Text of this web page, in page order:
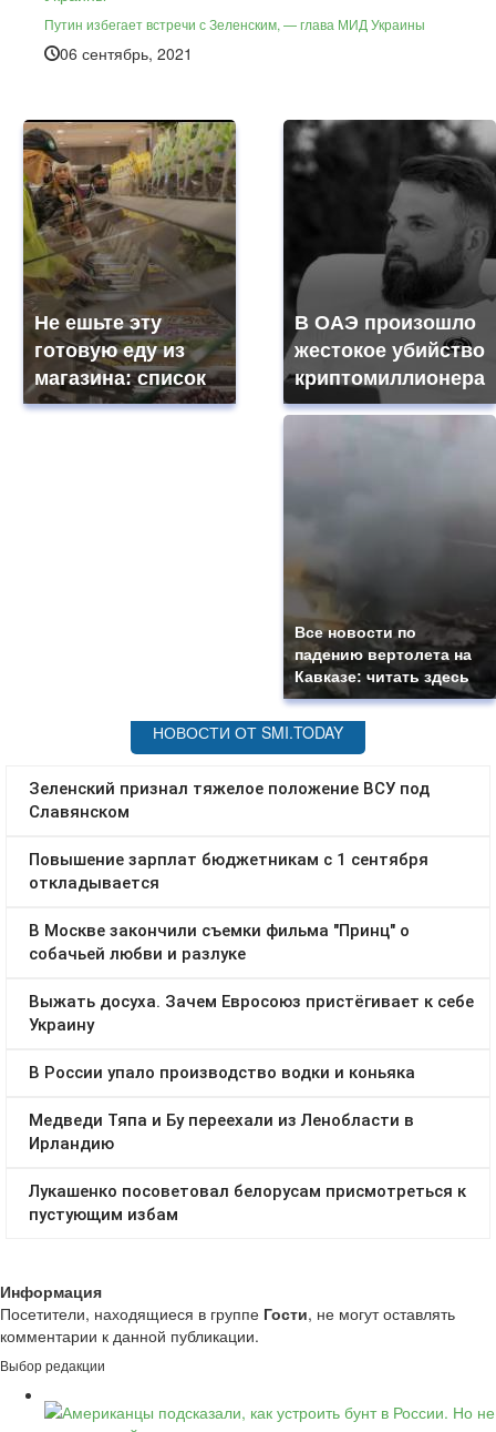
Путин избегает встречи с Зеленским, — глава МИД Украины
06 сентябрь, 2021
Не ешьте эту
готовую еду из
магазина: список
В ОАЭ произошло
жестокое убийство
криптомиллионера
Все новости по
падению вертолета на
Кавказе: читать здесь
Информация
Посетители, находящиеся в группе Гости, не могут оставлять
комментарии к данной публикации.
Выбор редакции